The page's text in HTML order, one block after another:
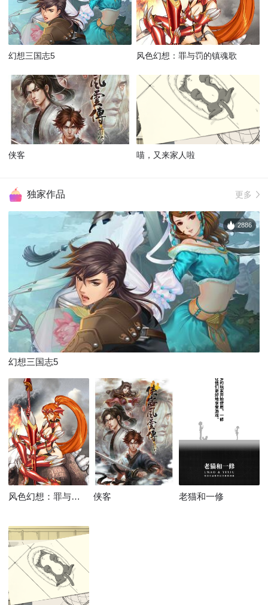
幻想三国志5 风色幻想：罪与罚的镇魂歌
侠客 喵，又来家人啦
独家作品 更多
幻想三国志5
2886
风色幻想：罪与罚的镇魂歌 侠客 老猫和一修